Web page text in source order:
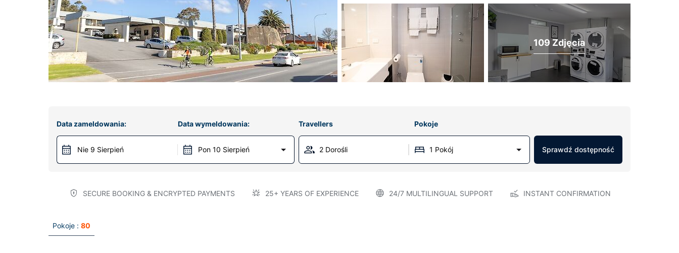
109 Zdjęcia
Data zameldowania:
Nie 9 Sierpień
Data wymeldowania:
Pon 10 Sierpień
Travellers Pokoje
2 Dorośli 1 Pokój Sprawdź dostępność
SECURE BOOKING & ENCRYPTED PAYMENTS 25+ YEARS OF EXPERIENCE 24/7 MULTILINGUAL SUPPORT INSTANT CONFIRMATION
Pokoje : 80